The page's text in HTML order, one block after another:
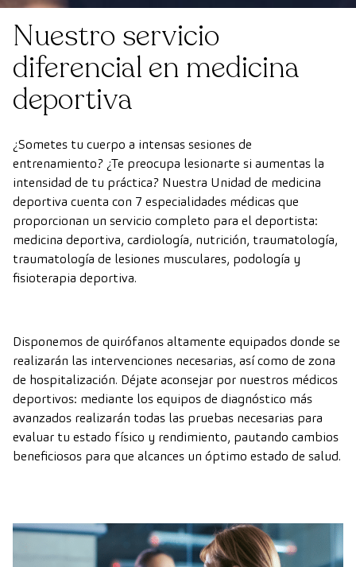
Nuestro servicio
diferencial en medicina
deportiva
¿Sometes tu cuerpo a intensas sesiones de
entrenamiento? ¿Te preocupa lesionarte si aumentas la
intensidad de tu práctica? Nuestra Unidad de medicina
deportiva cuenta con 7 especialidades médicas que
proporcionan un servicio completo para el deportista:
medicina deportiva, cardiología, nutrición, traumatología,
traumatología de lesiones musculares, podología y
fisioterapia deportiva.
Disponemos de quirófanos altamente equipados donde se
realizarán las intervenciones necesarias, así como de zona
de hospitalización. Déjate aconsejar por nuestros médicos
deportivos: mediante los equipos de diagnóstico más
avanzados realizarán todas las pruebas necesarias para
evaluar tu estado físico y rendimiento, pautando cambios
beneficiosos para que alcances un óptimo estado de salud.